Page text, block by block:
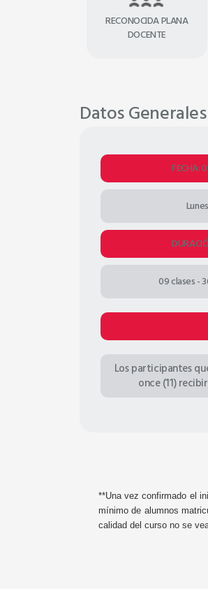
RECONOCIDA PLANA
DOCENTE
Datos Generales
FECHA:
09 clases -
Los participantes
once (11)
**Una vez confirmado el
mínimo de alumnos
calidad del curso no se